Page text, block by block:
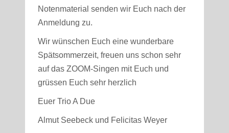
Notenmaterial senden wir Euch nach der
Anmeldung zu.
Wir wünschen Euch eine wunderbare
Spätsommerzeit, freuen uns schon sehr
auf das ZOOM-Singen mit Euch und
grüssen Euch sehr herzlich
Euer Trio A Due
Almut Seebeck und Felicitas Weyer